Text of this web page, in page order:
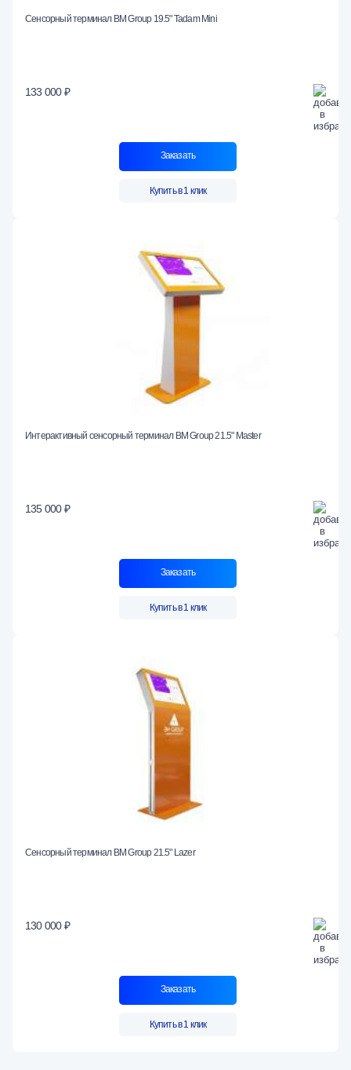
Сенсорный терминал BM Group 19.5" Tadam Mini
133 000 ₽
Заказать
Купить в 1 клик
Интерактивный сенсорный терминал BM Group 21.5" Master
135 000 ₽
Заказать
Купить в 1 клик
Сенсорный терминал BM Group 21.5" Lazer
130 000 ₽
Заказать
Купить в 1 клик